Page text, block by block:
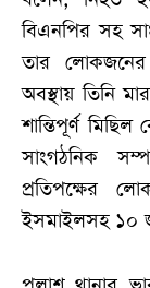
বিএনপির সহ
তার
অবস্থায় তিনি
শান্তিপূর্ণ
সাংগঠনিক
প্রতিপক্ষের
ইসমাইলসহ ১০